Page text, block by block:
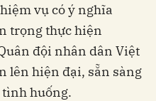
vụ có ý nghĩa
trọng thực hiện
đội nhân dân Việt
lên hiện đại, sẵn sàng
tình huống.